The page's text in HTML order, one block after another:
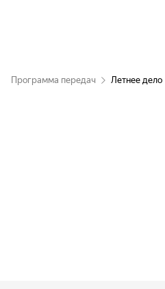
Программа передач Летнее дело